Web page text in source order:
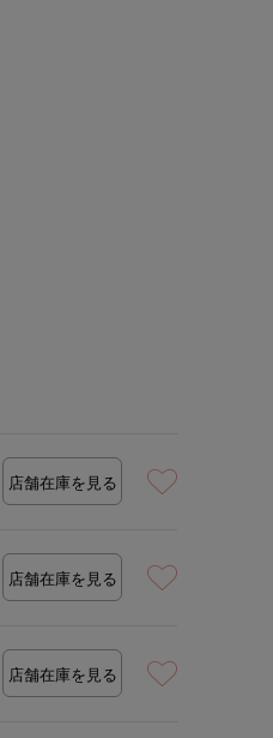
店舗在庫を見る
店舗在庫を見る
店舗在庫を見る